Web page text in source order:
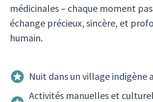
médicinales – chaque moment
échange précieux, sincère, et
humain.
Nuit dans un village indigène
Activités manuelles et